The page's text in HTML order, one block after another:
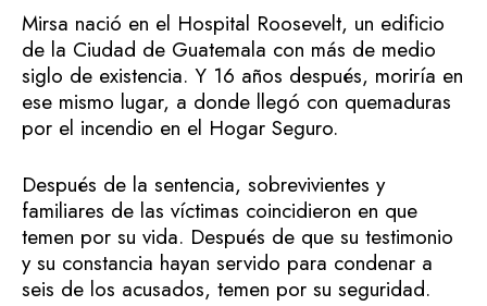
Mirsa nació en el Hospital Roosevelt, un edificio
de la Ciudad de Guatemala con más de medio
siglo de existencia. Y 16 años después, moriría en
ese mismo lugar, a donde llegó con quemaduras
por el incendio en el Hogar Seguro.
Después de la sentencia, sobrevivientes y
familiares de las víctimas coincidieron en que
temen por su vida. Después de que su testimonio
y su constancia hayan servido para condenar a
seis de los acusados, temen por su seguridad.